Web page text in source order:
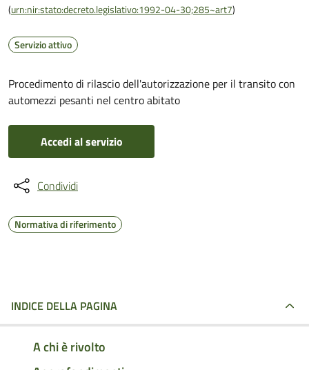
(urn:nir:stato:decreto.legislativo:1992-04-30;285~art7)
Servizio attivo
Procedimento di rilascio dell'autorizzazione per il transito con
automezzi pesanti nel centro abitato
Accedi al servizio
Condividi
Normativa di riferimento
INDICE DELLA PAGINA
A chi è rivolto